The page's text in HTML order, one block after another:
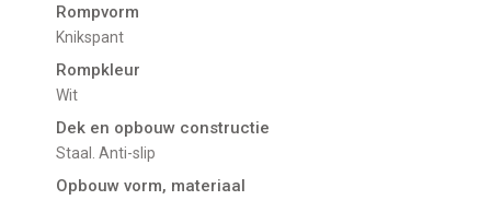
Rompvorm
Knikspant
Rompkleur
Wit
Dek en opbouw constructie
Staal. Anti-slip
Opbouw vorm, materiaal